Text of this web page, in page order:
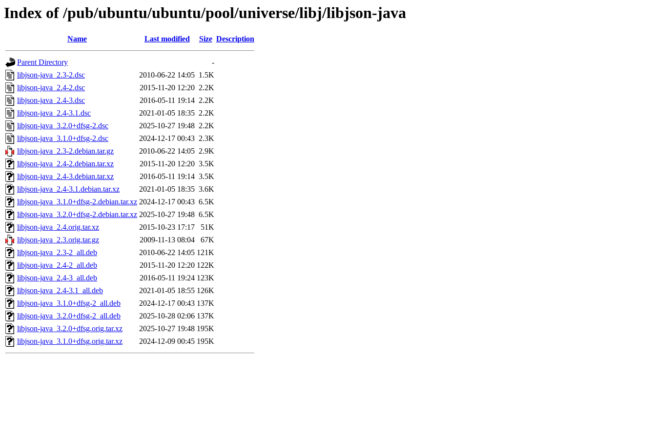
Index of /pub/ubuntu/ubuntu/pool/universe/libj/libjson-java
Name Last modified Size Description
Parent Directory
-
libjson-java_2.3-2.dsc
2010-06-22 14:05 1.5K
libjson-java_2.4-2.dsc
2015-11-20 12:20 2.2K
libjson-java_2.4-3.dsc
2016-05-11 19:14 2.2K
libjson-java_2.4-3.1.dsc
2021-01-05 18:35 2.2K
libjson-java_3.2.0+dfsg-2.dsc
2025-10-27 19:48 2.2K
libjson-java_3.1.0+dfsg-2.dsc
2024-12-17 00:43 2.3K
libjson-java_2.3-2.debian.tar.gz
2010-06-22 14:05 2.9K
libjson-java_2.4-2.debian.tar.xz
2015-11-20 12:20 3.5K
libjson-java_2.4-3.debian.tar.xz
2016-05-11 19:14 3.5K
libjson-java_2.4-3.1.debian.tar.xz
2021-01-05 18:35 3.6K
libjson-java_3.1.0+dfsg-2.debian.tar.xz 2024-12-17 00:43 6.5K
libjson-java_3.2.0+dfsg-2.debian.tar.xz 2025-10-27 19:48 6.5K
libjson-java_2.4.orig.tar.xz
2015-10-23 17:17
51K
libjson-java_2.3.orig.tar.gz
2009-11-13 08:04
67K
libjson-java_2.3-2_all.deb
2010-06-22 14:05 121K
libjson-java_2.4-2_all.deb
2015-11-20 12:20 122K
libjson-java_2.4-3_all.deb
2016-05-11 19:24 123K
libjson-java_2.4-3.1_all.deb
2021-01-05 18:55 126K
libjson-java_3.1.0+dfsg-2_all.deb
2024-12-17 00:43 137K
libjson-java_3.2.0+dfsg-2_all.deb
2025-10-28 02:06 137K
libjson-java_3.2.0+dfsg.orig.tar.xz
2025-10-27 19:48 195K
libjson-java_3.1.0+dfsg.orig.tar.xz
2024-12-09 00:45 195K